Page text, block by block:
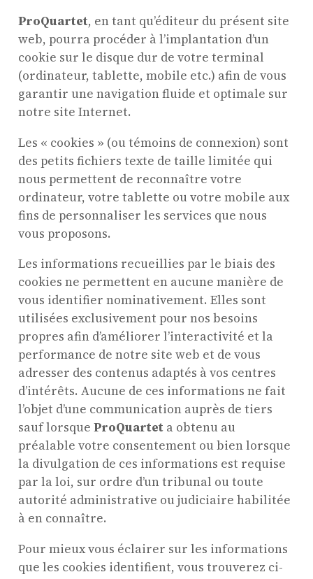
ProQuartet, en tant qu’éditeur du présent site
web, pourra procéder à l’implantation d’un
cookie sur le disque dur de votre terminal
(ordinateur, tablette, mobile etc.) afin de vous
garantir une navigation fluide et optimale sur
notre site Internet.
Les « cookies » (ou témoins de connexion) sont
des petits fichiers texte de taille limitée qui
nous permettent de reconnaître votre
ordinateur, votre tablette ou votre mobile aux
fins de personnaliser les services que nous
vous proposons.
Les informations recueillies par le biais des
cookies ne permettent en aucune manière de
vous identifier nominativement. Elles sont
utilisées exclusivement pour nos besoins
propres afin d’améliorer l’interactivité et la
performance de notre site web et de vous
adresser des contenus adaptés à vos centres
d’intérêts. Aucune de ces informations ne fait
l’objet d’une communication auprès de tiers
sauf lorsqueProQuartet a obtenu au
préalable votre consentement ou bien lorsque
la divulgation de ces informations est requise
par la loi, sur ordre d’un tribunal ou toute
autorité administrative ou judiciaire habilitée
à en connaître.
Pour mieux vous éclairer sur les informations
que les cookies identifient, vous trouverez ci-